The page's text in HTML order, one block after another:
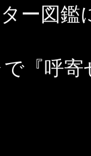
ー図鑑
『呼